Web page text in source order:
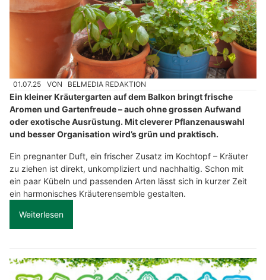
01.07.25 VON BELMEDIA REDAKTION
Ein kleiner Kräutergarten auf dem Balkon bringt frische
Aromen und Gartenfreude – auch ohne grossen Aufwand
oder exotische Ausrüstung. Mit cleverer Pflanzenauswahl
und besser Organisation wird’s grün und praktisch.
Ein pregnanter Duft, ein frischer Zusatz im Kochtopf – Kräuter
zu ziehen ist direkt, unkompliziert und nachhaltig. Schon mit
ein paar Kübeln und passenden Arten lässt sich in kurzer Zeit
ein harmonisches Kräuterensemble gestalten.
Weiterlesen